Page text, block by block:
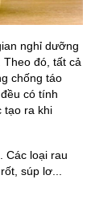
nghỉ dưỡng
đó, tất cả
chống táo
có tính
tạo ra khi
Các loại rau
súp lơ...